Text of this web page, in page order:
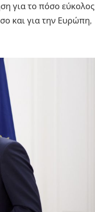
για το πόσο εύκολος
και για την Ευρώπη,